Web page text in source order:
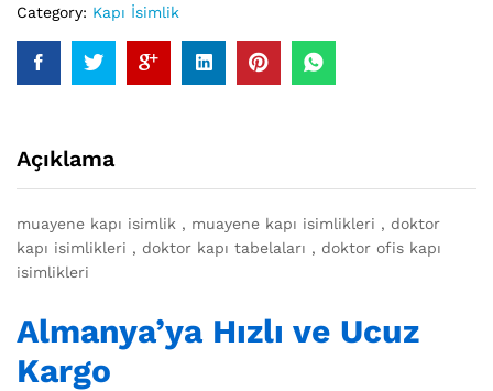
Category: Kapı İsimlik
Açıklama
muayene kapı isimlik , muayene kapı isimlikleri , doktor
kapı isimlikleri , doktor kapı tabelaları , doktor ofis kapı
isimlikleri
Almanya’ya Hızlı ve Ucuz
Kargo